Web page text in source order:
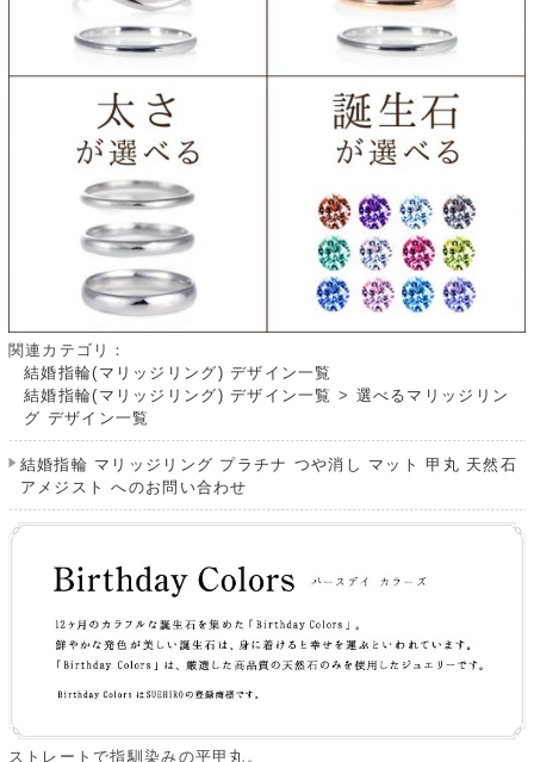
関連カテゴリ：
結婚指輪(マリッジリング) デザイン一覧
結婚指輪(マリッジリング) デザイン一覧 > 選べるマリッジリン
グ デザイン一覧
結婚指輪 マリッジリング プラチナ つや消し マット 甲丸 天然石
アメジスト へのお問い合わせ
ストレートで指馴染みの平甲丸。